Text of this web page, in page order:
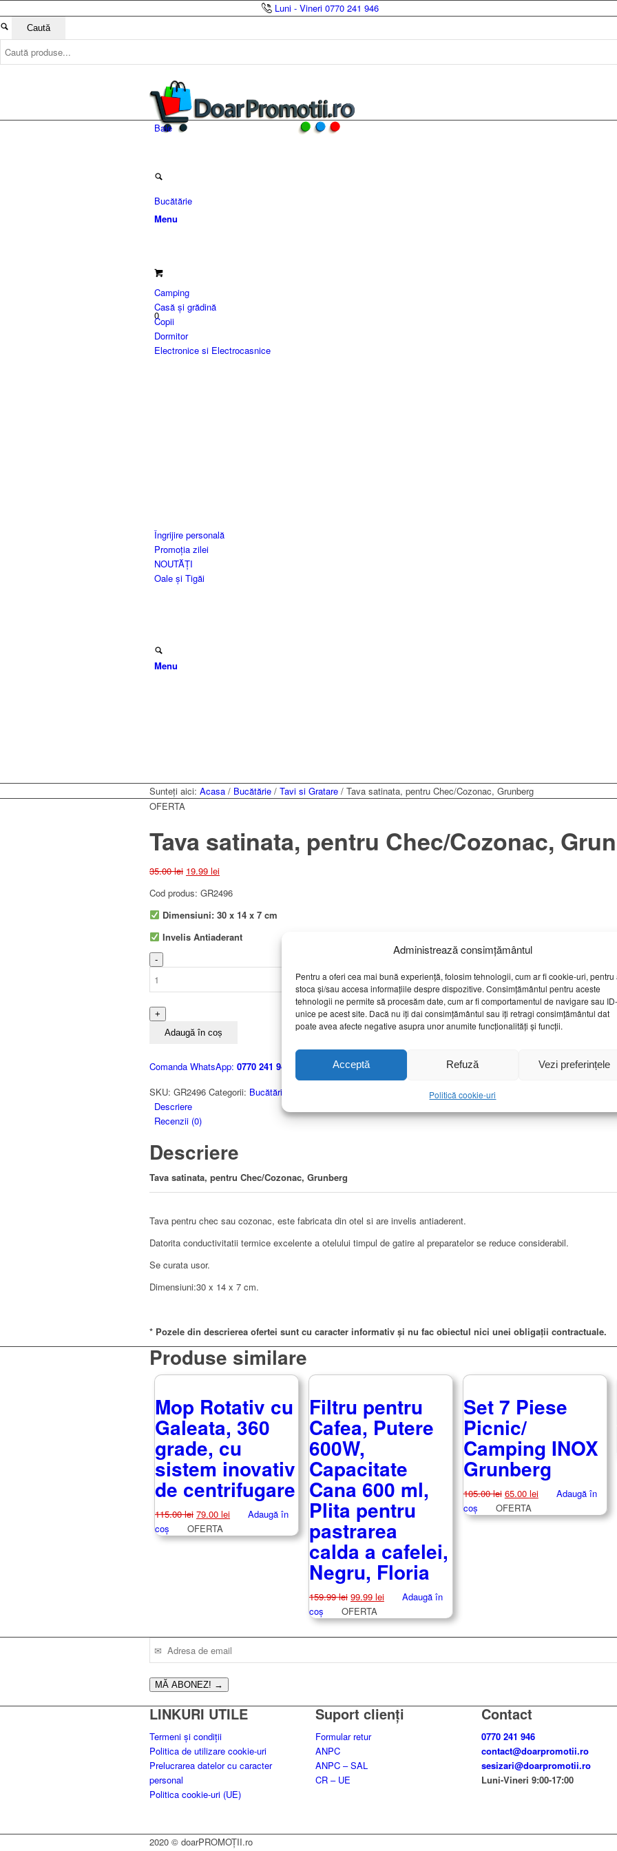
Administrează consimțământul
Pentru a oferi cea mai bună experiență, folosim tehnologii, cum ar fi cookie-uri, pentru
stoca și/sau accesa informațiile despre dispozitive. Consimțământul pentru aceste
tehnologii ne permite să procesăm date, cum ar fi comportamentul de navigare sau
unice pe acest site. Dacă nu îți dai consimțământul sau îți retragi consimțământul dat
poate avea afecte negative asupra unor anumite funcționalități și funcții.
Acceptă Refuză Vezi preferințele
Politică cookie-uri
Luni - Vineri 0770 241 946
Menu
0
Baie
Bucătărie
Camping
Casă și grădină
Copii
Dormitor
Electronice si Electrocasnice
Îngrijire personală
Promoția zilei
NOUTĂȚI
Oale și Tigăi
Menu
Sunteți aici: Acasa / Bucătărie / Tavi si Gratare / Tava satinata, pentru Chec/Cozonac, Grunberg
OFERTA
Tava satinata, pentru Chec/Cozonac,
35.00lei Prețul
a
fost:
19.99 leiPrețul
este:
19.99 lei.
Cod produs: GR2496
Dimensiuni: 30 x 14 x 7 cm
Invelis Antiaderant
Cantitate
satinata,
Chec/Cozonac,
Grunberg
Adaugă în coș
Comanda WhatsApp: 0770 241 946
Sau sună acum
SKU: GR2496 Categorii: Bucătărie Tacâmuri si Accesorii Bucătărie
Descriere
Recenzii (0)
Descriere
Tava satinata, pentru Chec/Cozonac, Grunberg
Tava pentru chec sau cozonac, este fabricata din otel si are invelis antiaderent.
Datorita conductivitatii termice excelente a otelului timpul de gatire al preparatelor se reduce considerabil.
Se curata usor.
Dimensiuni:30 x 14 x 7 cm.
* Pozele din descrierea ofertei sunt cu caracter informativ și nu fac obiectul nici unei obligații contractuale.
Produse similare
Mop Rotativ cu
Galeata, 360
grade, cu
sistem inovativ
de centrifugare
115.00lei Prețul
inițial
a
79.00 leiPrețul
este:
Adaugă în
coș
OFERTA
Filtru pentru
Cafea, Putere
600W,
Capacitate
Cana 600 ml,
Plita pentru
pastrarea
calda a cafelei,
Negru, Floria
159.99lei Prețul
inițial
a
fost:
99.99 leiPrețul
este:
99.99 lei.
Adaugă în
coș
OFERTA
Set 7 Piese
Picnic/
Camping INOX
Grunberg
105.00lei Prețul
inițial
a
65.00 leiPrețul
este:
Adaugă în
coș
OFERTA
MĂ ABONEZ! →
LINKURI UTILE
Termeni și condiții
Politica de utilizare cookie-uri
Prelucrarea datelor cu caracter
personal
Politica cookie-uri (UE)
Suport clienți
Formular retur
ANPC
ANPC – SAL
CR – UE
Contact
0770 241 946
contact@doarpromotii.ro
sesizari@doarpromotii.ro
Luni-Vineri 9:00-17:00
2020 © doarPROMOȚII.ro